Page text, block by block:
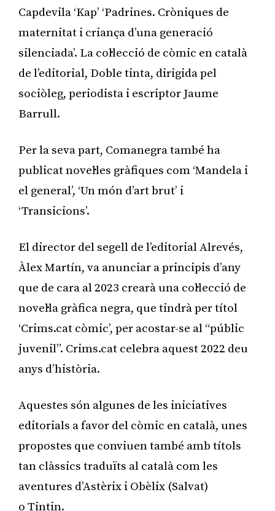
Capdevila ‘Kap’ ‘Padrines. Cròniques de
maternitat i criança d’una generació
silenciada’. La col·lecció de còmic en català
de l’editorial, Doble tinta, dirigida pel
sociòleg, periodista i escriptor Jaume
Barrull.
Per la seva part, Comanegra també ha
publicat novel·les gràfiques com ‘Mandela i
el general’, ‘Un món d’art brut’ i
‘Transicions’.
El director del segell de l’editorial Alrevés,
Àlex Martín, va anunciar a principis d’any
que de cara al 2023 crearà una col·lecció de
novel·la gràfica negra, que tindrà per títol
‘Crims.cat còmic’, per acostar-se al “públic
juvenil”. Crims.cat celebra aquest 2022 deu
anys d’història.
Aquestes són algunes de les iniciatives
editorials a favor del còmic en català, unes
propostes que conviuen també amb títols
tan clàssics traduïts al català com les
aventures d’Astèrix i Obèlix (Salvat)
o Tintin.